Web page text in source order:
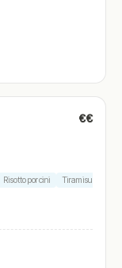
€€
Risotto porcini Tiramisu